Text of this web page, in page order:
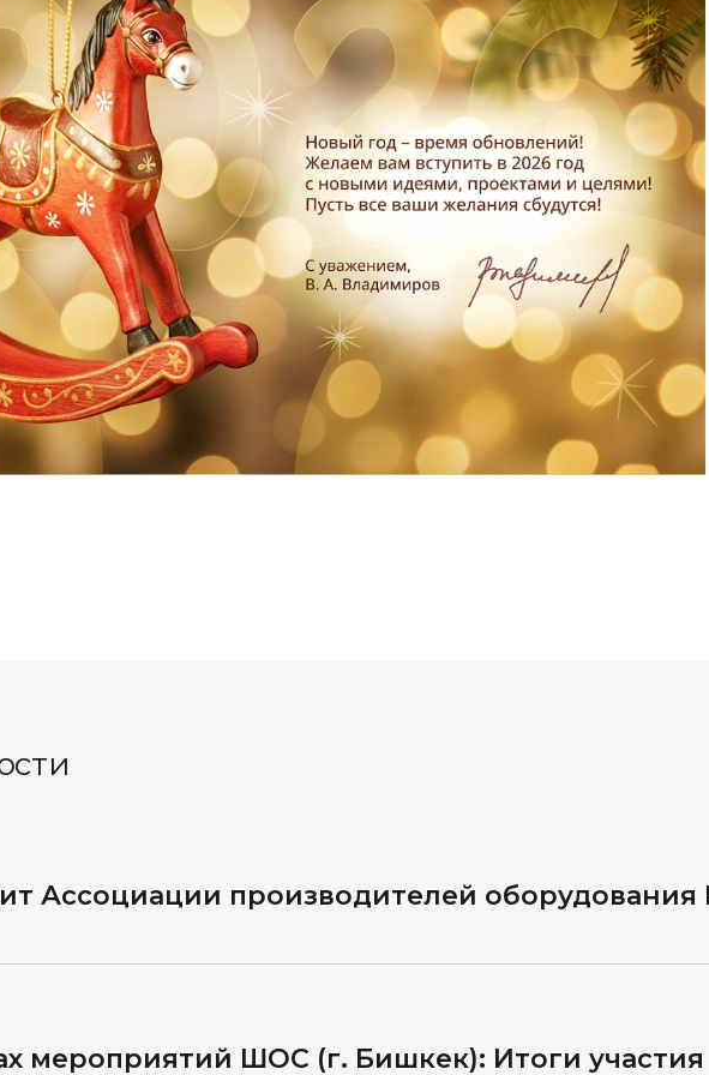
Ассоциации производителей
мероприятий ШОС (г. Бишкек): Итоги участия